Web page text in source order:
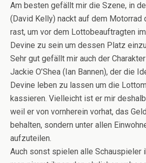
Am besten gefällt mir die Szene, in
(David Kelly) nackt auf dem Motorrad
rast, um vor dem Lottobeauftragten
Devine zu sein um dessen Platz
Sehr gut gefällt mir auch der
Jackie O’Shea (Ian Bannen), der die
Devine leben zu lassen um die
kassieren. Vielleicht ist er mir
weil er von vornherein vorhat, das
behalten, sondern unter allen
aufzuteilen.
Auch sonst spielen alle Schauspieler